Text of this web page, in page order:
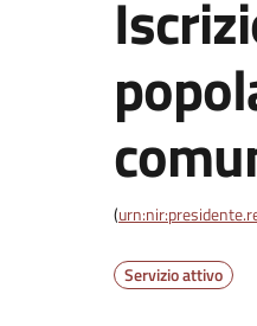
(
Servizio attivo